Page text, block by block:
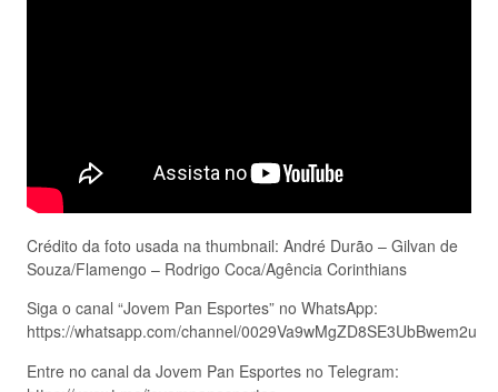
Crédito da foto usada na thumbnail: André Durão – Gilvan de
Souza/Flamengo – Rodrigo Coca/Agência Corinthians
Siga o canal “Jovem Pan Esportes” no WhatsApp:
https://whatsapp.com/channel/0029Va9wMgZD8SE3UbBwem2u
Entre no canal da Jovem Pan Esportes no Telegram: